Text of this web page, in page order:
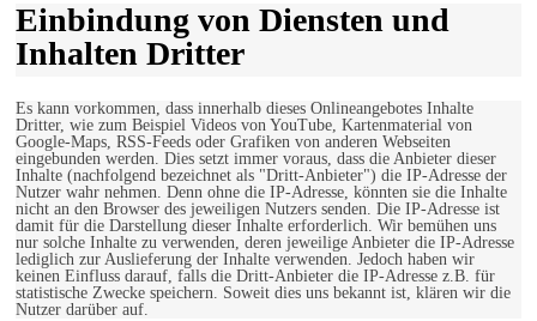
Einbindung von Diensten und
Inhalten Dritter
Es kann vorkommen, dass innerhalb dieses Onlineangebotes Inhalte
Dritter, wie zum Beispiel Videos von YouTube, Kartenmaterial von
Google-Maps, RSS-Feeds oder Grafiken von anderen Webseiten
eingebunden werden. Dies setzt immer voraus, dass die Anbieter dieser
Inhalte (nachfolgend bezeichnet als "Dritt-Anbieter") die IP-Adresse der
Nutzer wahr nehmen. Denn ohne die IP-Adresse, könnten sie die Inhalte
nicht an den Browser des jeweiligen Nutzers senden. Die IP-Adresse ist
damit für die Darstellung dieser Inhalte erforderlich. Wir bemühen uns
nur solche Inhalte zu verwenden, deren jeweilige Anbieter die IP-Adresse
lediglich zur Auslieferung der Inhalte verwenden. Jedoch haben wir
keinen Einfluss darauf, falls die Dritt-Anbieter die IP-Adresse z.B. für
statistische Zwecke speichern. Soweit dies uns bekannt ist, klären wir die
Nutzer darüber auf.